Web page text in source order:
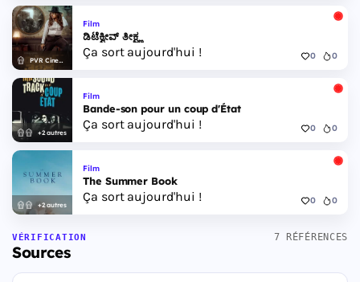
PVR Cinemas
Film
ಡಿಟೆಕ್ವೀವ್ ತೀಕ್ಷ್ಣ
Ça sort aujourd'hui ! 0 0
+2 autres
Film
Bande-son pour un coup d'État
Ça sort aujourd'hui ! 0 0
+2 autres
Film
The Summer Book
Ça sort aujourd'hui ! 0 0
VÉRIFICATION
Sources
7 RÉFÉRENCES